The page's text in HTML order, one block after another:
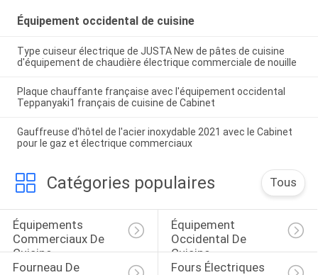
Équipement occidental de cuisine
Type cuiseur électrique de JUSTA New de pâtes de cuisine
d'équipement de chaudière électrique commerciale de nouille
Plaque chauffante française avec l'équipement occidental
Teppanyaki1 français de cuisine de Cabinet
Gauffreuse d'hôtel de l'acier inoxydable 2021 avec le Cabinet
pour le gaz et électrique commerciaux
Catégories populaires Tous
Équipements
Commerciaux De
Cuisine
Équipement
Occidental De
Cuisine
Fourneau De
Fours Électriques